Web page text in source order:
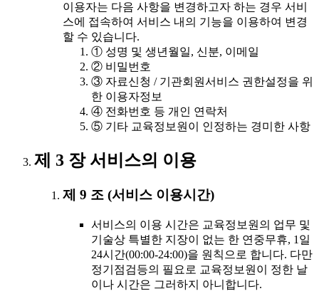
이용자는 다음 사항을 변경하고자 하는 경우 서비
스에 접속하여 서비스 내의 기능을 이용하여 변경
할 수 있습니다.
① 성명 및 생년월일, 신분, 이메일
② 비밀번호
③ 자료신청 / 기관회원서비스 권한설정을 위
한 이용자정보
④ 전화번호 등 개인 연락처
⑤ 기타 교육정보원이 인정하는 경미한 사항
제 3 장 서비스의 이용
제 9 조 (서비스 이용시간)
서비스의 이용 시간은 교육정보원의 업무 및
기술상 특별한 지장이 없는 한 연중무휴, 1일
24시간(00:00-24:00)을 원칙으로 합니다. 다만
정기점검등의 필요로 교육정보원이 정한 날
이나 시간은 그러하지 아니합니다.